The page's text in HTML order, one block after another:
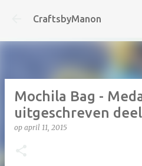
Doorgaan naar
CraftsbyManon
Mochila Bag -
uitgeschreven
op april 11, 2015